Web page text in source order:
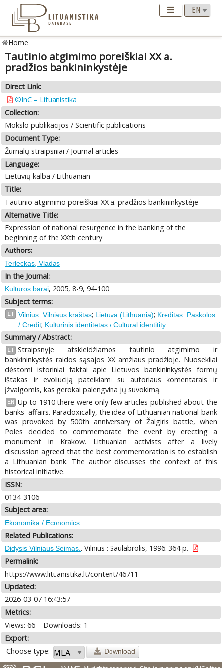
Home
Tautinio atgimimo poreiškiai XX a.
pradžios bankininkystėje
Direct Link:
©InC – Lituanistika
Collection:
Mokslo publikacijos / Scientific publications
Document Type:
Žurnalų straipsniai / Journal articles
Language:
Lietuvių kalba / Lithuanian
Title:
Tautinio atgimimo poreiškiai XX a. pradžios bankininkystėje
Alternative Title:
Expression of national resurgence in the banking of the
beginning of the XXth century
Authors:
Terleckas, Vladas
In the Journal:
Kultūros barai, 2005, 8-9, 94-100
Subject terms:
LT Vilnius. Vilniaus kraštas; Lietuva (Lithuania); Kreditas. Paskolos
/ Credit; Kultūrinis identitetas / Cultural identitity.
Summary / Abstract:
LT Straipsnyje atskleidžiamos tautinio atgimimo ir
bankininkystės raidos sąsajos XX amžiaus pradžioje. Nuosekliai
dėstomi istoriniai faktai apie Lietuvos bankininkystės formų
ištakas ir evoliuciją pateikiami su autoriaus komentarais ir
įžvalgomis, kas gerokai palengvina jų suvokimą.
EN
Up to 1910 there were only few articles published about the
banks' affairs. Paradoxically, the idea of Lithuanian national bank
was provoked by 500th anniversary of Žalgiris battle, when
Poles decided to commemorate the event by erecting a
monument in Krakow. Lithuanian activists after a lively
discussion agreed that the best commemoration is to establish
a Lithuanian bank. The author discusses the context of this
historical initiative.
ISSN:
0134-3106
Subject area:
Ekonomika / Economics
Related Publications:
Didysis Vilniaus Seimas.. Vilnius : Saulabrolis, 1996. 364 p.
Permalink:
https://www.lituanistika.lt/content/46711
Updated:
2026-03-07 16:43:57
Metrics:
Views: 66
Downloads: 1
Export:
Choose type:
Download